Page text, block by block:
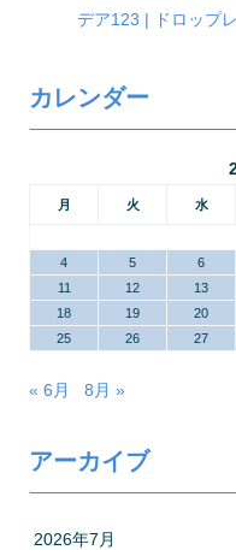
デア123 | ドロップ
カレンダー
月 火 水
4
5 6
11
12 13
18
19 20
25
26 27
« 6月 8月 »
アーカイブ
2026年7月